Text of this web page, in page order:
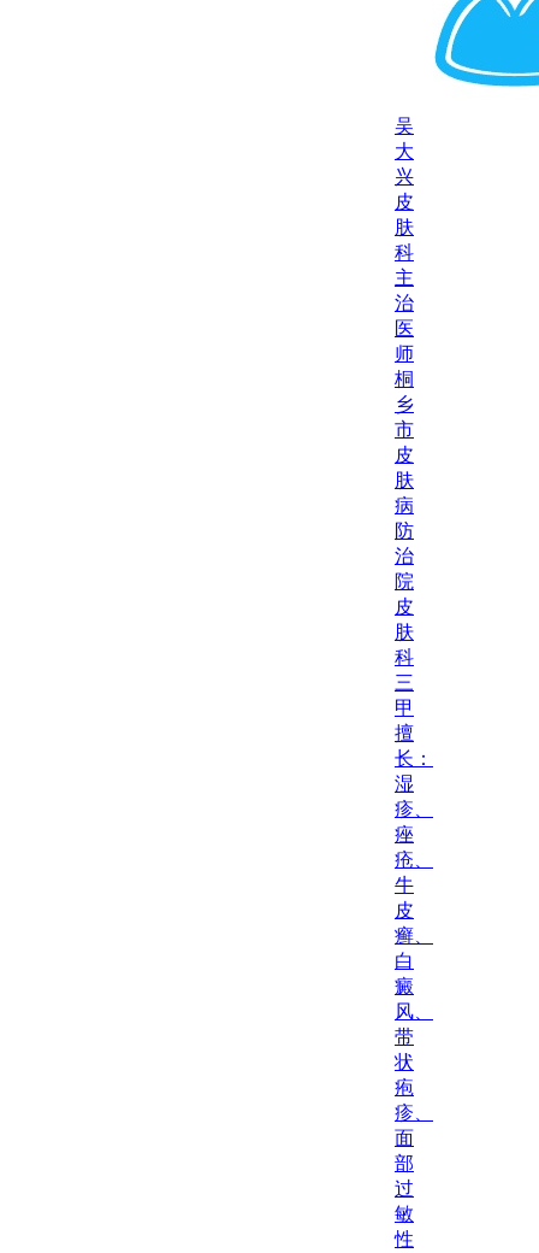
吴
大
兴
皮
肤
科
主
治
医
师
桐
乡
市
皮
肤
病
防
治
院
皮
肤
科
三
甲
擅
长：
湿
疹、
痤
疮、
牛
皮
癣、
白
癜
风、
带
状
疱
疹、
面
部
过
敏
性